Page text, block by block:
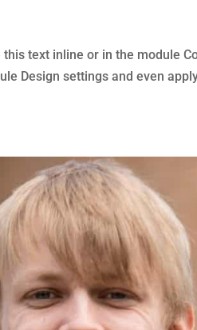
text inline or in the module
Design settings and even